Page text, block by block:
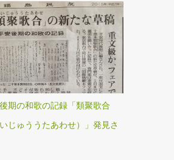
アの事例は、さらに日本的で
業員をマニュアルで縛り、従
同士を高度に組織化していま
しかし、その内容は、日本のコ
ニやスーパーのものと、大きな
があるわけではありません。 ル
アの養豚場は、米国資本です
ディスカウントというより
ローコストを求めてルーマニア
というもので、ディスカウン
期の和歌の記録「類聚歌合
いじゅううたあわせ）」発見さ